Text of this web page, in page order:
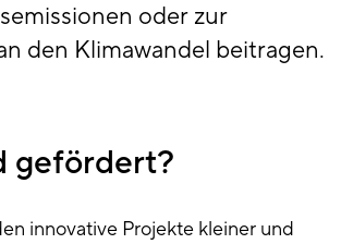
oder zur
den Klimawandel beitragen.
gefördert?
innovative Projekte kleiner und